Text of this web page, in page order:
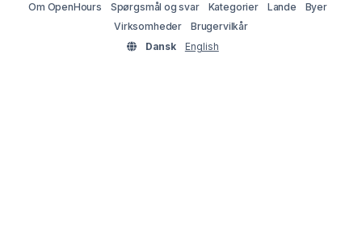
Om OpenHours
Spørgsmål og svar Kategorier Lande
Byer
Virksomheder
Brugervilkår
Dansk
English